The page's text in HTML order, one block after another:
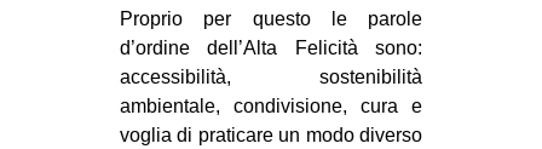
Proprio per questo le parole
d’ordine dell’Alta Felicità sono:
accessibilità, sostenibilità
ambientale, condivisione, cura e
voglia di praticare un modo diverso